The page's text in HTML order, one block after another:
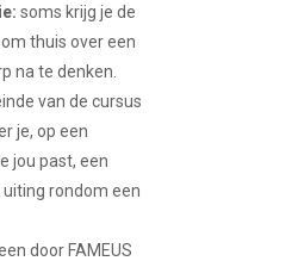
soms krijg je de
thuis over een
na te denken.
van de cursus
je, op een
jou past, een
rondom een
door FAMEUS